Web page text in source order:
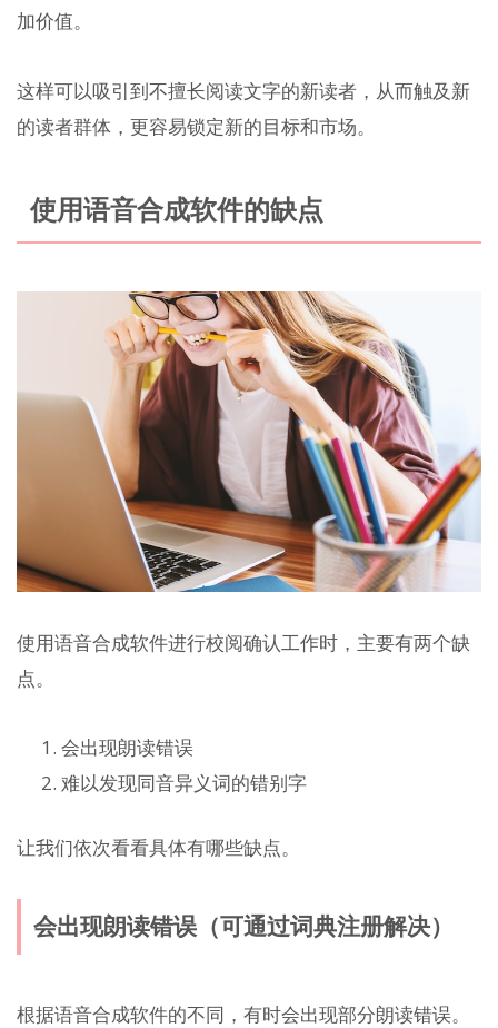
加价值。
这样可以吸引到不擅长阅读文字的新读者，从而触及新
的读者群体，更容易锁定新的目标和市场。
使用语音合成软件的缺点
使用语音合成软件进行校阅确认工作时，主要有两个缺
点。
会出现朗读错误
难以发现同音异义词的错别字
让我们依次看看具体有哪些缺点。
会出现朗读错误（可通过词典注册解决）
根据语音合成软件的不同，有时会出现部分朗读错误。